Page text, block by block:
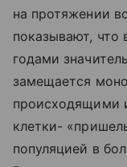
на протяжении
показывают,
годами
замещается
происходящими
клетки-
популяцией в